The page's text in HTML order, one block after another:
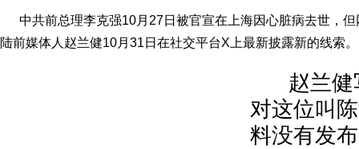
中共前总理李克强10月27日被官宣在上海因心脏病去世，但
陆前媒体人赵兰健10月31日在社交平台X上最新披露新的线索。
赵兰健
对这位叫
料没有发